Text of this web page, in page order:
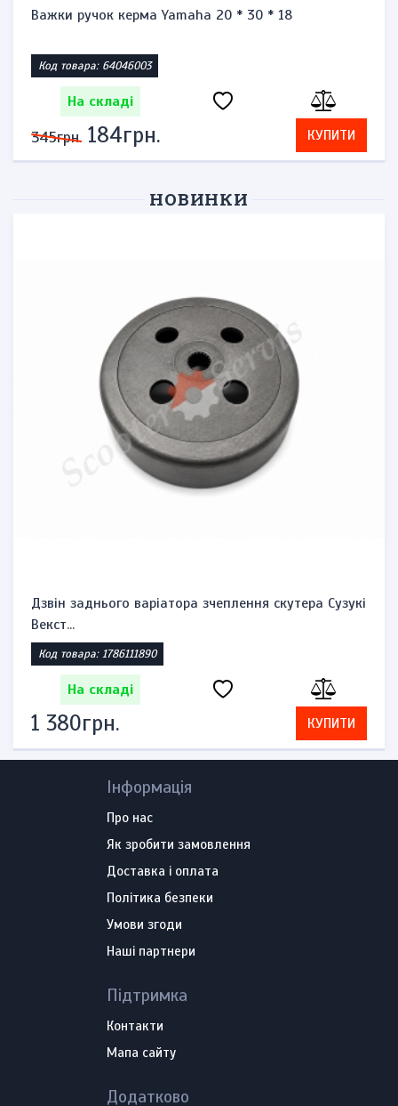
Важки ручок керма Yamaha 20 * 30 * 18
Код товара: 64046003
На складі
345грн. 184грн. КУПИТИ
НОВИНКИ
Дзвін заднього варіатора зчеплення скутера Сузукі
Векст...
Код товара: 1786111890
На складі
1 380грн. КУПИТИ
Інформація
Про нас
Як зробити замовлення
Доставка і оплата
Політика безпеки
Умови згоди
Наші партнери
Підтримка
Контакти
Мапа сайту
Додатково